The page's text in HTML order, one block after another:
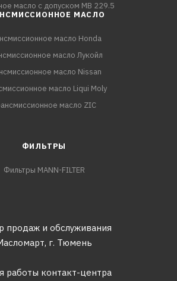
масло с допуском MB 229.5
МАСЛО
масло Honda
масло Лукойл
масло Nissan
масло Liqui Moly
масло ZIC
ФИЛЬТРЫ
Фильтры MANN-FILTER
продаж и обслуживания
г. Тюмень
работы контакт-центра